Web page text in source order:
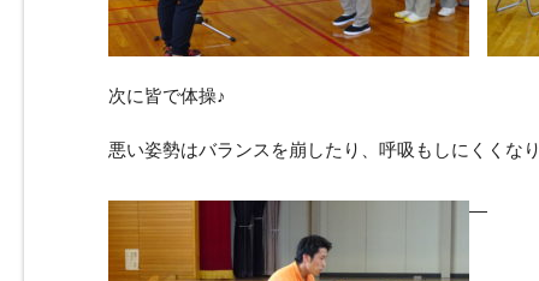
次に皆で体操♪
悪い姿勢はバランスを崩したり、呼吸もしにくくな